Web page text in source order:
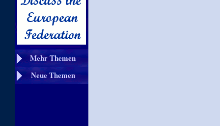
Mehr Themen
Neue Themen